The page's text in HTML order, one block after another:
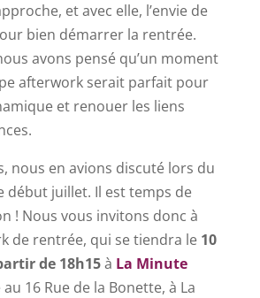
et avec elle, l’envie de
bien démarrer la rentrée.
avons pensé qu’un moment
afterwork serait parfait pour
et renouer les liens
nous en avions discuté lors du
début juillet. Il est temps de
! Nous vous invitons donc à
de rentrée, qui se tiendra le 10
de 18h15à La Minute
16 Rue de la Bonette, à La